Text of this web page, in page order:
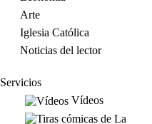
Arte
Iglesia Católica
Noticias del lector
Servicios
Vídeos